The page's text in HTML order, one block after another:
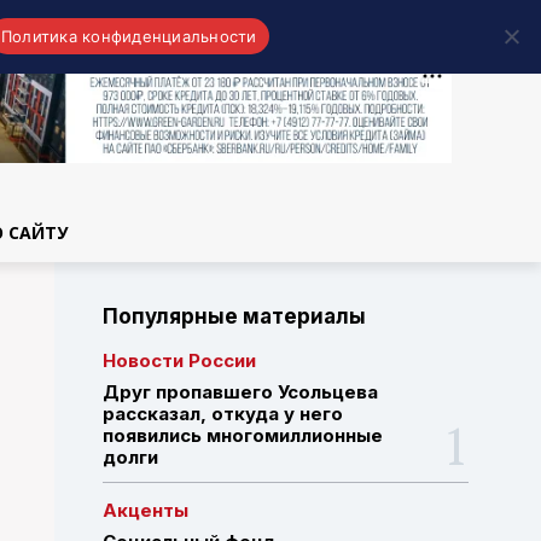
САЙТУ
Популярные материалы
Новости России
Друг пропавшего Усольцева
рассказал, откуда у него
появились многомиллионные
долги
Акценты
Политика конфиденциальности